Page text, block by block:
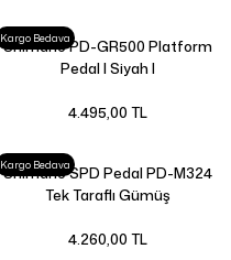
Kargo Bedava
Shimano PD-GR500 Platform
Pedal | Siyah |
4.495,00 TL
Kargo Bedava
Shimano SPD Pedal PD-M324
Tek Taraflı Gümüş
4.260,00 TL